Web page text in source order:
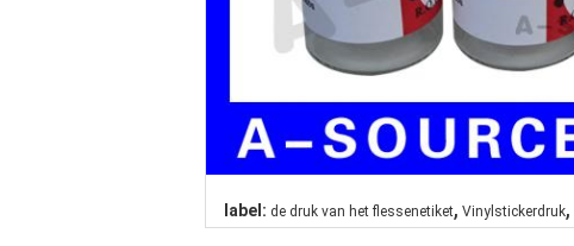
label: de druk van het flessenetiket, Vinylstickerdruk,